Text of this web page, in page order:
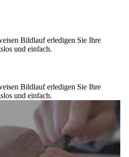
Bildlauf erledigen Sie Ihre
und einfach.
Bildlauf erledigen Sie Ihre
und einfach.